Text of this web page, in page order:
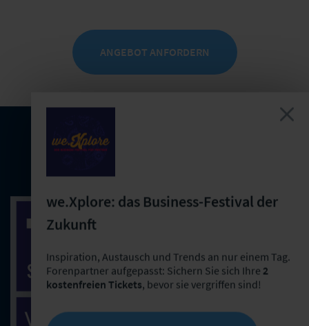
ANGEBOT ANFORDERN
Das TÜV-Siegel
we.Xplore: das Business-Festival der
Zukunft
Inspiration, Austausch und Trends an nur einem Tag.
Forenpartner aufgepasst: Sichern Sie sich Ihre 2
kostenfreien Tickets, bevor sie vergriffen sind!